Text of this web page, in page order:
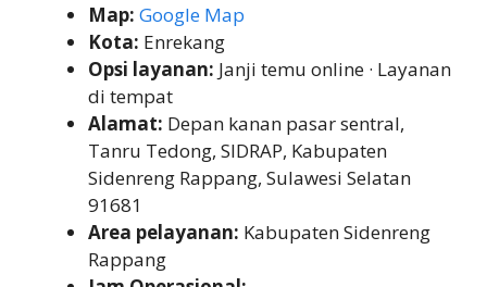
Map: Google Map
Kota: Enrekang
Opsi layanan: Janji temu online · Layanan
di tempat
Alamat: Depan kanan pasar sentral,
Tanru Tedong, SIDRAP, Kabupaten
Sidenreng Rappang, Sulawesi Selatan
91681
Area pelayanan: Kabupaten Sidenreng
Rappang